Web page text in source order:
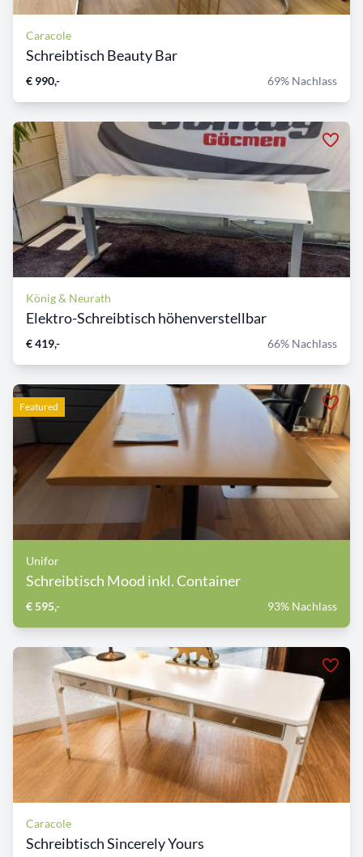
Caracole
Schreibtisch Beauty Bar
€ 990,- 69% Nachlass
König & Neurath
Elektro-Schreibtisch höhenverstellbar
€ 419,- 66% Nachlass
Featured
Unifor
Schreibtisch Mood inkl. Container
€ 595,- 93% Nachlass
Caracole
Schreibtisch Sincerely Yours